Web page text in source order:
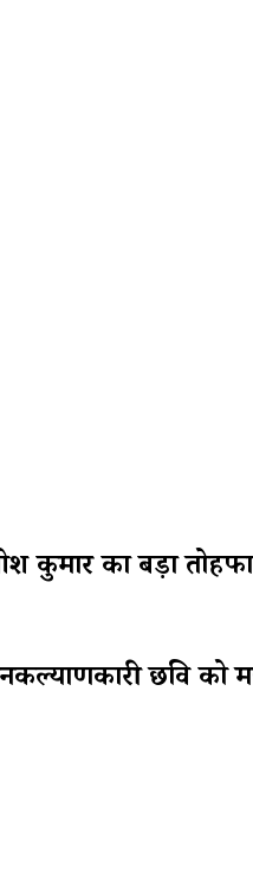
का बड़ा
छवि को